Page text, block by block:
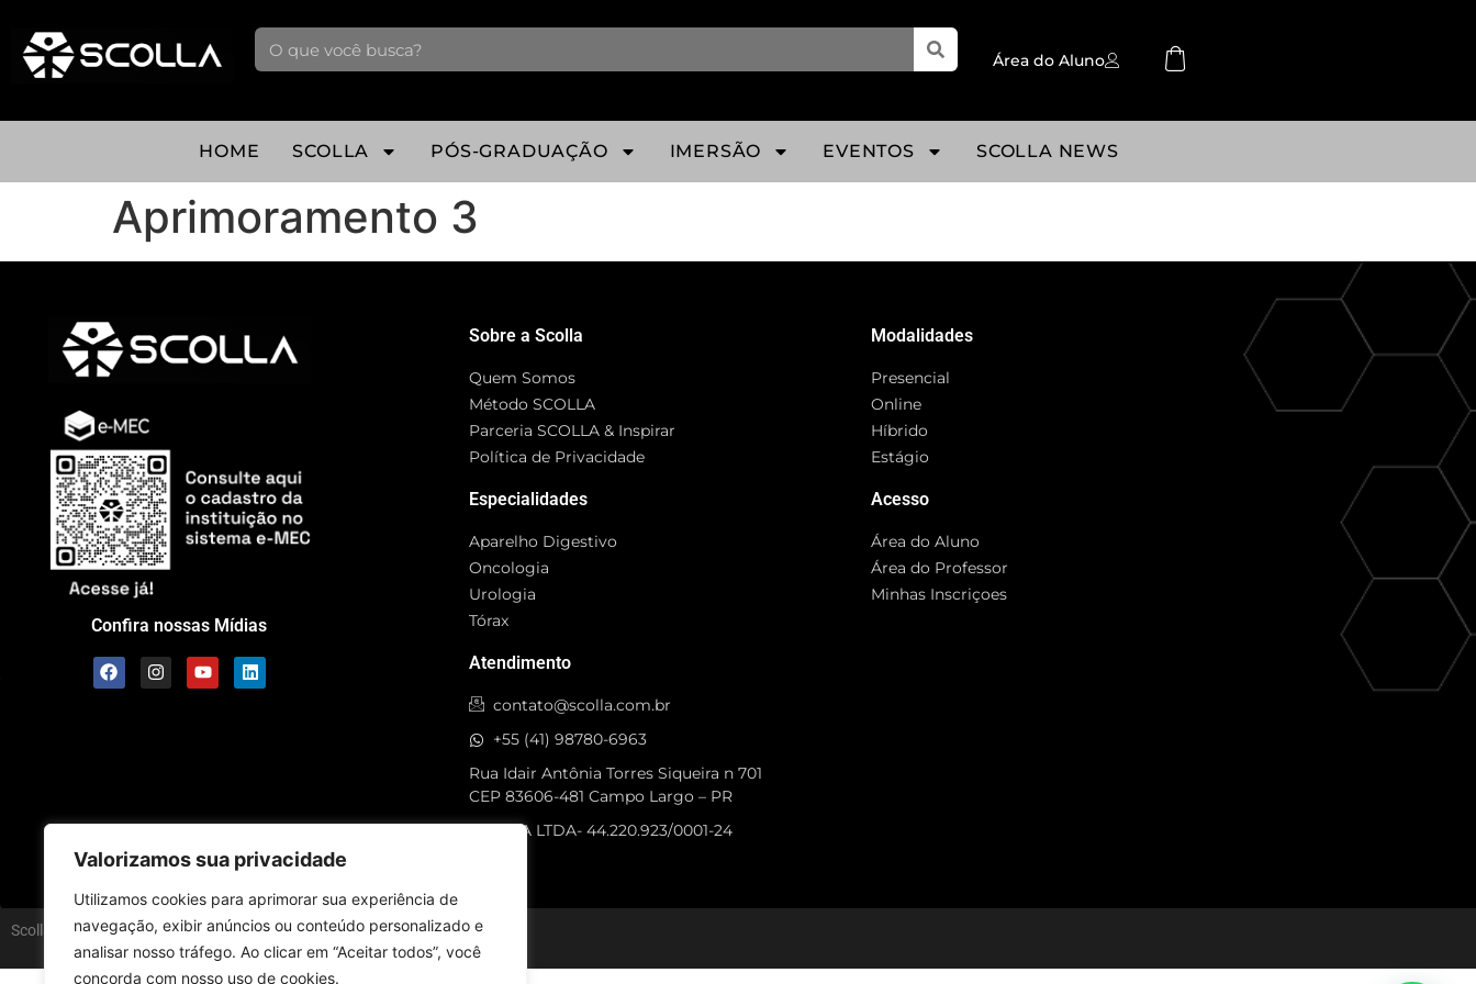
Valorizamos sua privacidade
Utilizamos cookies para aprimorar sua experiência de
navegação, exibir anúncios ou conteúdo personalizado e
analisar nosso tráfego. Ao clicar em “Aceitar todos”, você
concorda com nosso uso de cookies.
Área do Aluno
HOME SCOLLA PÓS-GRADUAÇÃO IMERSÃO EVENTOS SCOLLA NEWS
Aprimoramento 3
Confira nossas Mídias
Sobre a Scolla
Quem Somos
Método SCOLLA
Parceria SCOLLA & Inspirar
Política de Privacidade
Especialidades
Aparelho Digestivo
Oncologia
Urologia
Tórax
Atendimento
contato@scolla.com.br
+55 (41) 98780-6963
Rua Idair Antônia Torres Siqueira n 701
CEP 83606-481 Campo Largo – PR
SCOLLA LTDA- 44.220.923/0001-24
Modalidades
Presencial
Online
Híbrido
Estágio
Acesso
Área do Aluno
Área do Professor
Minhas Inscriçoes
Scolla © – Todos os Direitos Reservados